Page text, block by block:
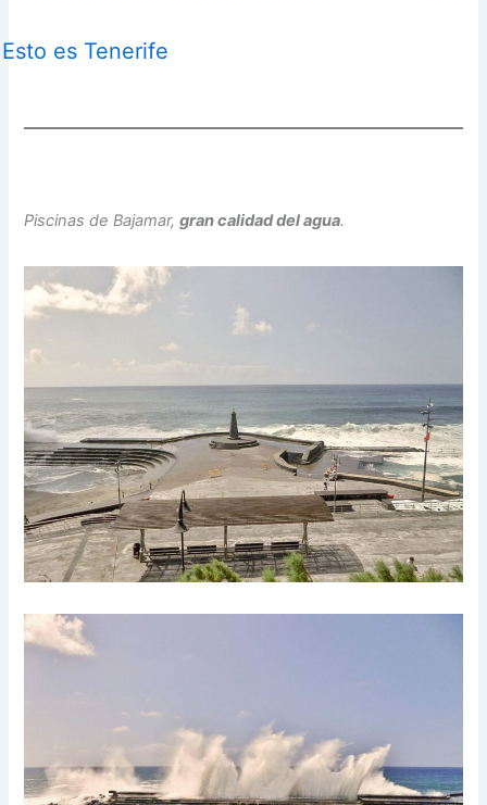
Esto es Tenerife
Piscinas de Bajamar,gran calidad del agua.